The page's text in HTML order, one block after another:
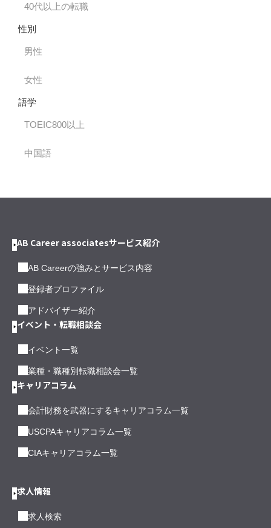
40代以上の転職
性別
男性
女性
語学
TOEIC800以上
中国語
AB Career associatesサービス紹介
AB Careerの強みとサービス内容
登録者プロファイル
アドバイザー紹介
イベント・転職相談会
イベント一覧
業種・職種別転職相談会一覧
キャリアコラム
会計財務を武器にするキャリアコラム一覧
USCPAキャリアコラム一覧
CIAキャリアコラム一覧
求人情報
求人検索